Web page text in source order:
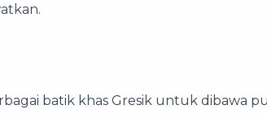
batik khas Gresik untuk dibawa